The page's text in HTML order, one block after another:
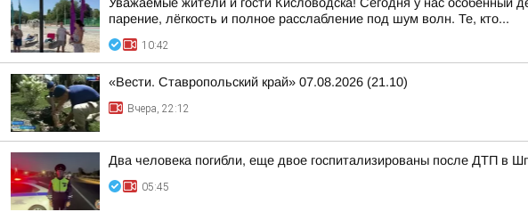
парение, лёгкость и полное расслабление под шум волн. Те, кто...
10:42
«Вести. Ставропольский край» 07.08.2026 (21.10)
Вчера, 22:12
Два человека погибли, еще двое госпитализированы после ДТП в
05:45